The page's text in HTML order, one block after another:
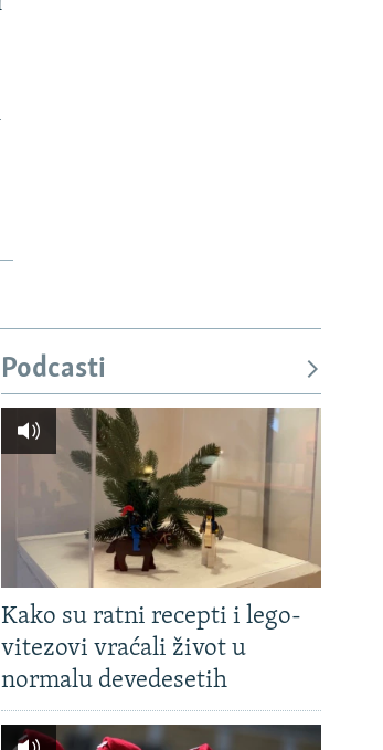
Podcasti
Kako su ratni recepti i lego-
vitezovi vraćali život u
normalu devedesetih